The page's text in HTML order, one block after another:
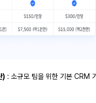
) : 소규모 팀을 위한 기본 CRM